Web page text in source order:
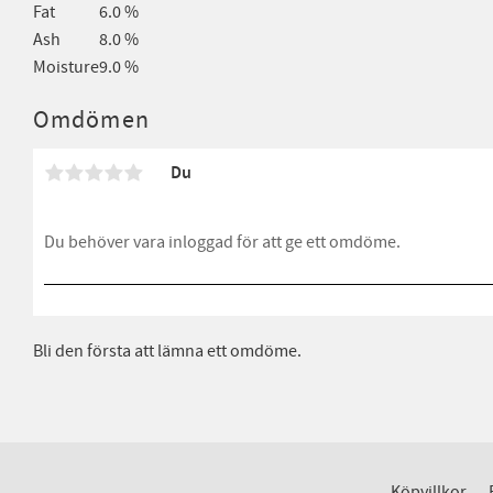
Fat
6.0 %
Ash
8.0 %
Moisture9.0 %
Omdömen
Du
Bli den första att lämna ett omdöme.